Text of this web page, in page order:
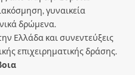
γυναικεία
δρώμενα.
Ελλάδα και συνεντεύξεις
επιχειρηματικής δράσης.